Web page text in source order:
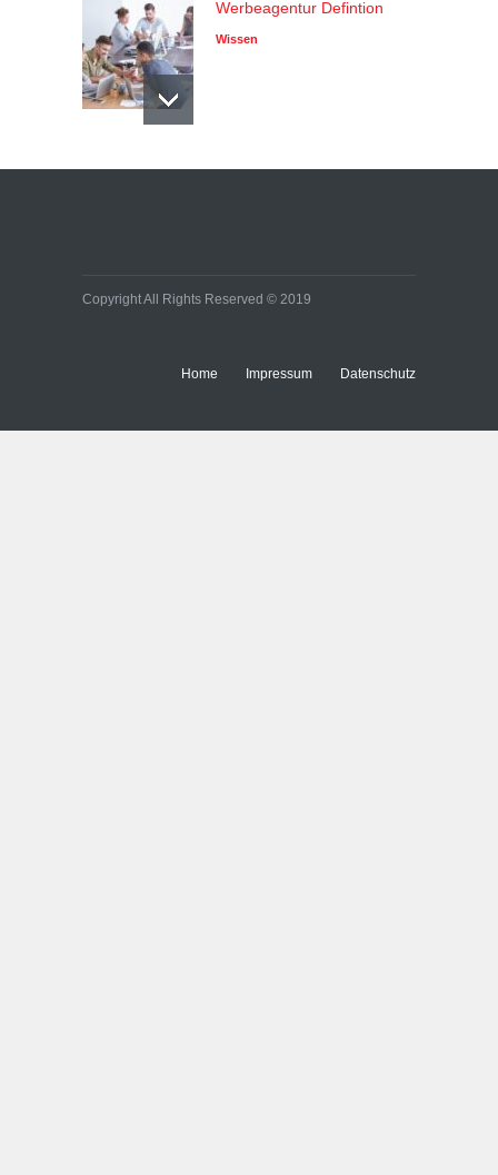
Werbeagentur Defintion
Wissen
Copyright All Rights Reserved © 2019
Home Impressum Datenschutz